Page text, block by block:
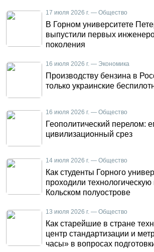
17 июля 2026 г. — Общество
В Горном университете
выпустили первых
поколения
16 июля 2026 г. — Экономика
Производству бензина в
только украинские
16 июля 2026 г. — Общество
Геополитический перелом:
цивилизационный срез
14 июля 2026 г. — Общество
Как студенты Горного
проходили технологическую
Кольском полуострове
13 июля 2026 г. — Общество
Как старейшие в стране
центр стандартизации и
часы» в вопросах